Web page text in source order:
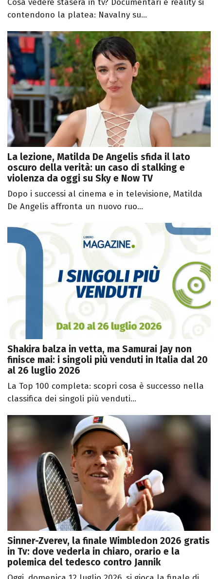
contendono la platea: Navalny su...
La lezione, Matilda De Angelis sfida il lato
oscuro della verità: un caso di stalking e
violenza da oggi su Sky e Now TV
Dopo i successi al cinema e in televisione, Matilda
De Angelis affronta un nuovo ruo...
Shakira balza in vetta, ma Samurai Jay non
finisce mai: i singoli più venduti in Italia dal 20
al 26 luglio 2026
La Top 100 completa: scopri cosa è successo nella
classifica dei singoli più venduti...
Sinner-Zverev, la finale Wimbledon 2026 gratis
in Tv: dove vederla in chiaro, orario e la
polemica del tedesco contro Jannik